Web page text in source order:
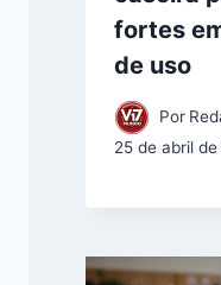
fortes
de uso
Por
25 de abril